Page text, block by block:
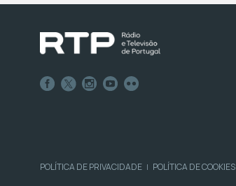
POLÍTICA DE PRIVACIDADE | POLÍTICA DE COOKIES